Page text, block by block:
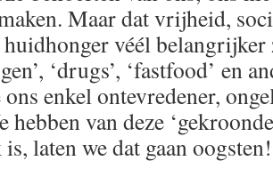
Maar dat vrijheid,
véél belangrijker
‘drugs’, ‘fastfood’ en
ons enkel ontevredener,
hebben van deze
laten we dat gaan oogsten!